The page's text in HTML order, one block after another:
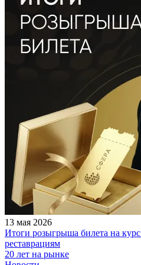
13 мая 2026
Итоги розыгрыша билета на
реставрациям
20 лет на рынке